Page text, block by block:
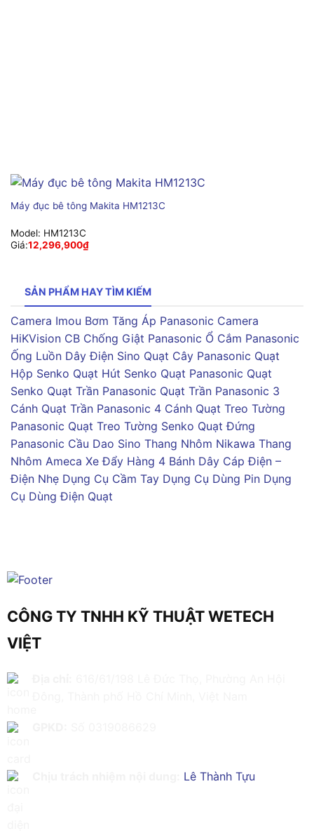
Máy đục bê tông Makita HM1213C
Model: HM1213C
Giá:12,296,900₫
SẢN PHẨM HAY TÌM KIẾM
Camera Imou Bơm Tăng Áp Panasonic Camera
HiKVision CB Chống Giật Panasonic Ổ Cắm Panasonic
Ống Luồn Dây Điện Sino Quạt Cây Panasonic Quạt
Hộp Senko Quạt Hút Senko Quạt Panasonic Quạt
Senko Quạt Trần Panasonic Quạt Trần Panasonic 3
Cánh Quạt Trần Panasonic 4 Cánh Quạt Treo Tường
Panasonic Quạt Treo Tường Senko Quạt Đứng
Panasonic Cầu Dao Sino Thang Nhôm Nikawa Thang
Nhôm Ameca Xe Đẩy Hàng 4 Bánh Dây Cáp Điện –
Điện Nhẹ Dụng Cụ Cầm Tay Dụng Cụ Dùng Pin Dụng
Cụ Dùng Điện Quạt
CÔNG TY TNHH KỸ THUẬT WETECH
VIỆT
Lê Thành Tựu